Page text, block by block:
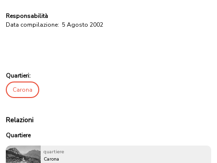
Responsabilità
Data compilazione: 5 Agosto 2002
Quartieri:
Carona
Relazioni
Quartiere
quartiere
Carona